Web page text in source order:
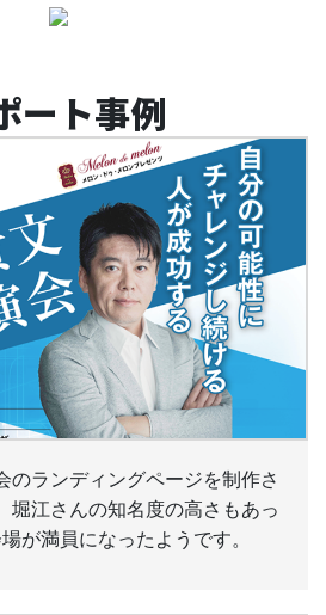
ート事例
のランディングページを制作さ
堀江さんの知名度の高さもあっ
が満員になったようです。